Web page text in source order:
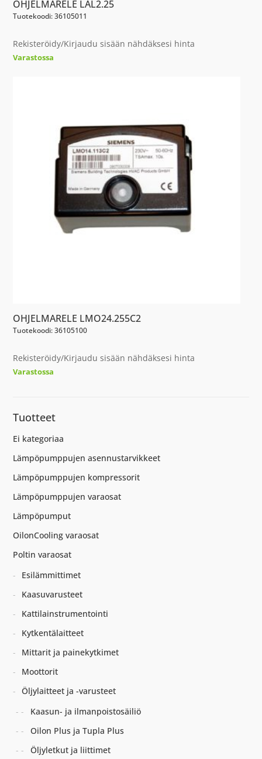
OHJELMARELE LAL2.25
Tuotekoodi: 36105011
Rekisteröidy/Kirjaudu sisään nähdäksesi hinta
Varastossa
OHJELMARELE LMO24.255C2
Tuotekoodi: 36105100
Rekisteröidy/Kirjaudu sisään nähdäksesi hinta
Varastossa
Tuotteet
Ei kategoriaa
Lämpöpumppujen asennustarvikkeet
Lämpöpumppujen kompressorit
Lämpöpumppujen varaosat
Lämpöpumput
OilonCooling varaosat
Poltin varaosat
Esilämmittimet
Kaasuvarusteet
Kattilainstrumentointi
Kytkentälaitteet
Mittarit ja painekytkimet
Moottorit
Öljylaitteet ja -varusteet
Kaasun- ja ilmanpoistosäiliö
Oilon Plus ja Tupla Plus
Öljyletkut ja liittimet